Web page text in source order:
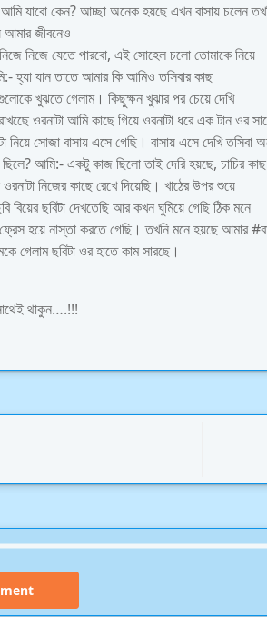
যাবো কেন? আচ্ছা অনেক হয়ছে এখন বাসায় চলেন
জীবনেও
নিজে যেতে পারবো, এই সোহেল চলো তোমাকে নিয়ে
হ্যা যান তাতে আমার কি আমিও তসিবার কাছ
খুঝতে গেলাম। কিছুক্ষন খুঝার পর চেয়ে দেখি
ওরনাটা আমি কাছে গিয়ে ওরনাটা ধরে এক টান ওর
নিয়ে সোজা বাসায় এসে গেছি। বাসায় এসে দেখি
আমি:- একটু কাজ ছিলো তাই দেরি হয়ছে, চাচির কাছ
নিজের কাছে রেখে দিয়েছি। খাঠের উপর শুয়ে
বিয়ের ছবিটা দেখতেছি আর কখন ঘুমিয়ে গেছি ঠিক মনে
হয়ে নাস্তা করতে গেছি। তখনি মনে হয়ছে আমার
গেলাম ছবিটা ওর হাতে কাম সারছে।
থাকুন….!!!